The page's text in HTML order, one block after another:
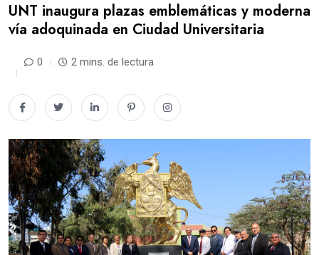
UNT inaugura plazas emblemáticas y moderna
vía adoquinada en Ciudad Universitaria
0 2 mins. de lectura